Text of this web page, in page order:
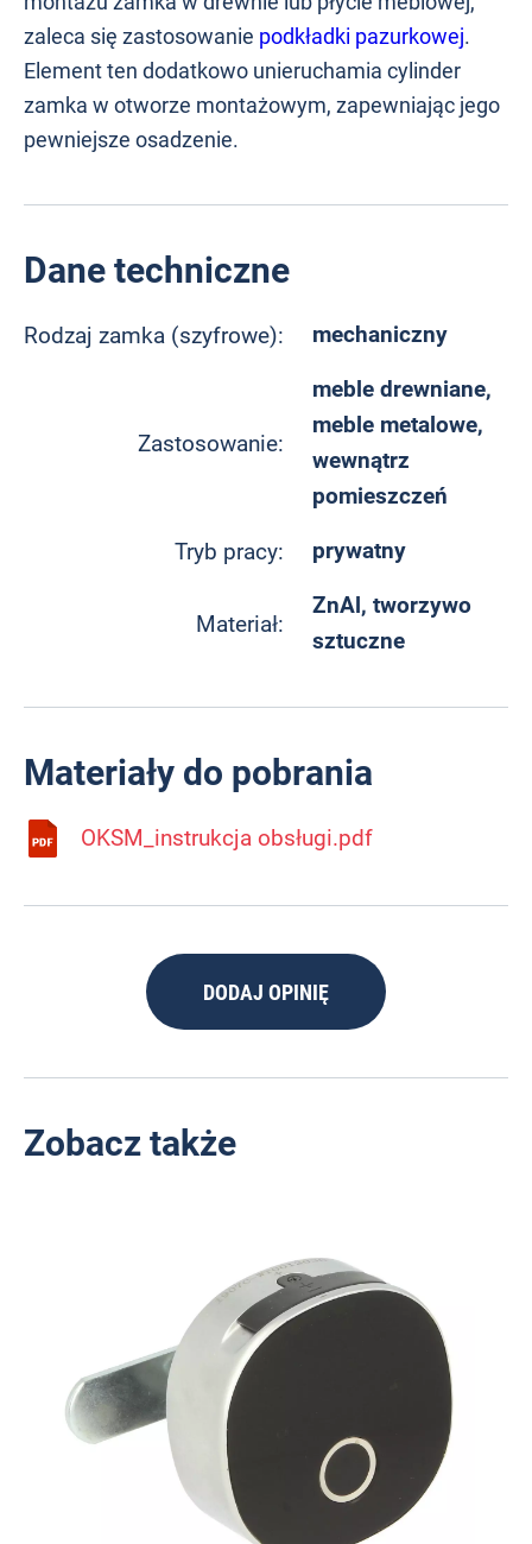
zaleca się zastosowanie podkładki pazurkowej.
Element ten dodatkowo unieruchamia cylinder
zamka w otworze montażowym, zapewniając jego
pewniejsze osadzenie.
Dane techniczne
Rodzaj zamka (szyfrowe): mechaniczny
Zastosowanie:
meble drewniane,
meble metalowe,
wewnątrz
pomieszczeń
Tryb pracy: prywatny
Materiał:
ZnAl, tworzywo
sztuczne
Materiały do pobrania
OKSM_instrukcja obsługi.pdf
DODAJ OPINIĘ
Zobacz także